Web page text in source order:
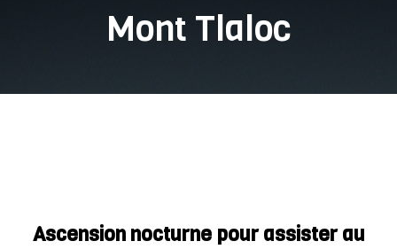
Mont Tlaloc
Ascension nocturne pour assister au